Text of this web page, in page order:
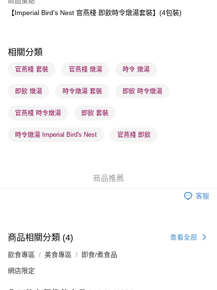
順豐自助櫃 - 確認發貨後1-3個工作天送達
順豐站及營業點 - 確認發貨後1-3個工作天送達
物流公司進行物流配送
取。逾期會取消訂單，並不會安排重寄
【Imperial Bird's Nest 官燕棧 即飲時令燉湯套裝】(4包裝)
相關分類
官燕棧 套裝 官燕棧 燉湯 時令 燉湯
即飲 燉湯 時令燉湯 套裝 即飲 時令燉湯
官燕棧 時令燉湯 即飲 套裝
時令燉湯 Imperial Bird's Nest 官燕棧 即飲
商品推薦
客服
商品相關分類 (4) 查看全部
飲食專區 美食專區 即食/煮食品
網店限定